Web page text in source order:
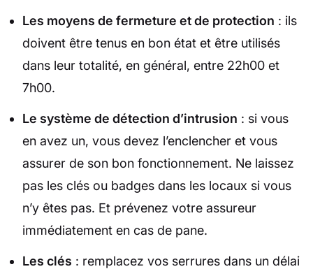
Les moyens de fermeture et de protection : ils
doivent être tenus en bon état et être utilisés
dans leur totalité, en général, entre 22h00 et
7h00.
Le système de détection d’intrusion : si vous
en avez un, vous devez l’enclencher et vous
assurer de son bon fonctionnement. Ne laissez
pas les clés ou badges dans les locaux si vous
n’y êtes pas. Et prévenez votre assureur
immédiatement en cas de pane.
Les clés : remplacez vos serrures dans un délai